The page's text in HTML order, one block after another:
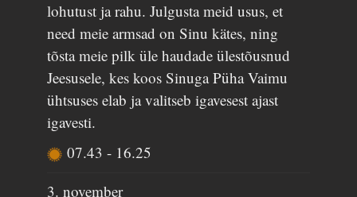
lohutust ja rahu. Julgusta meid usus, et
need meie armsad on Sinu kätes, ning
tõsta meie pilk üle haudade ülestõusnud
Jeesusele, kes koos Sinuga Püha Vaimu
ühtsuses elab ja valitseb igavesest ajast
igavesti.
07.43- 16.25
3. november